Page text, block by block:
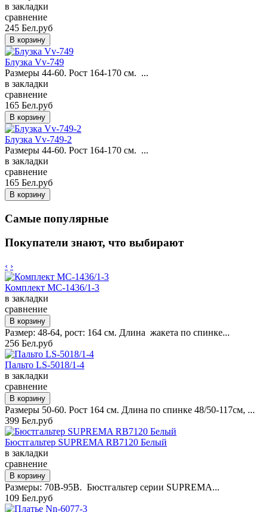
в закладки
сравнение
245 Бел.руб
Блузка Vv-749
Размеры 44-60. Рост 164-170 см. ...
в закладки
сравнение
165 Бел.руб
Блузка Vv-749-2
Размеры 44-60. Рост 164-170 см. ...
в закладки
сравнение
165 Бел.руб
Самые популярные
Покупатели знают, что выбирают
‹ ›
Комплект MC-1436/1-3
в закладки
сравнение
Размер: 48-64, рост: 164 см. Длина жакета по спинке...
256 Бел.руб
Пальто LS-5018/1-4
в закладки
сравнение
Размеры 50-60. Рост 164 см. Длина по спинке 48/50-117см, ...
399 Бел.руб
Бюстгальтер SUPREMA RB7120 Белый
в закладки
сравнение
Размеры: 70B-95B. Бюстгальтер серии SUPREMA...
109 Бел.руб